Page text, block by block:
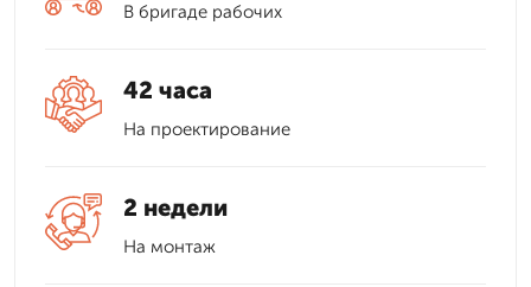
В бригаде рабочих
42 часа
На проектирование
2 недели
На монтаж